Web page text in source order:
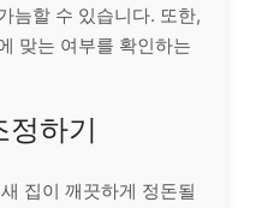
늠할 수 있습니다. 또한,
맞는 여부를 확인하는
정하기
집이 깨끗하게 정돈될